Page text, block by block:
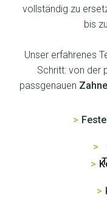
vollständig zu
bis
Unser erfahrenes
Schritt: von der
passgenauen
>
>
>
>